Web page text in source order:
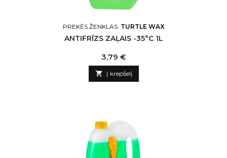
PREKĖS ŽENKLAS: TURTLE WAX
ANTIFRĪZS ZAĻAIS -35°C 1L
Kaina
3,79 €
 Į krepšelį